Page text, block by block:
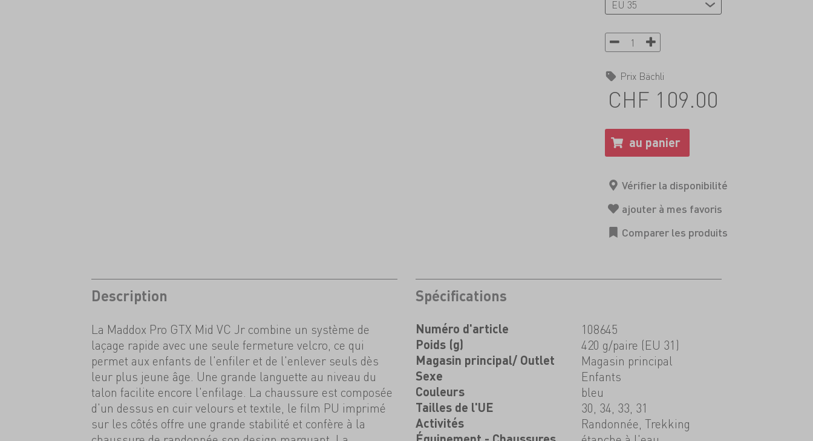
Prix Bächli
CHF 109.00
Description
La Maddox Pro GTX Mid VC Jr combine un système de
laçage rapide avec une seule fermeture velcro, ce qui
permet aux enfants de l'enfiler et de l'enlever seuls dès
leur plus jeune âge. Une grande languette au niveau du
talon facilite encore l'enfilage. La chaussure est composée
d'un dessus en cuir velours et textile, le film PU imprimé
sur les côtés offre une grande stabilité et confère à la
Spécifications
Numéro d'article 108645
Poids (g) 420 g/paire (EU 31)
Magasin principal/ Outlet Magasin principal
Sexe Enfants
Couleurs bleu
Tailles de l'UE 30, 34, 33, 31
Activités Randonnée, Trekking